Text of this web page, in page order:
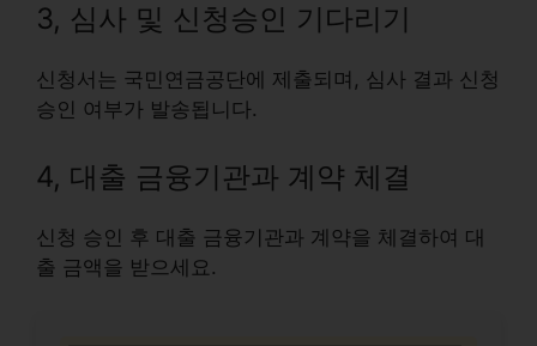
3, 심사 및 신청승인 기다리기
신청서는 국민연금공단에 제출되며, 심사 결과 신청
승인 여부가 발송됩니다.
4, 대출 금융기관과 계약 체결
신청 승인 후 대출 금융기관과 계약을 체결하여 대
출 금액을 받으세요.